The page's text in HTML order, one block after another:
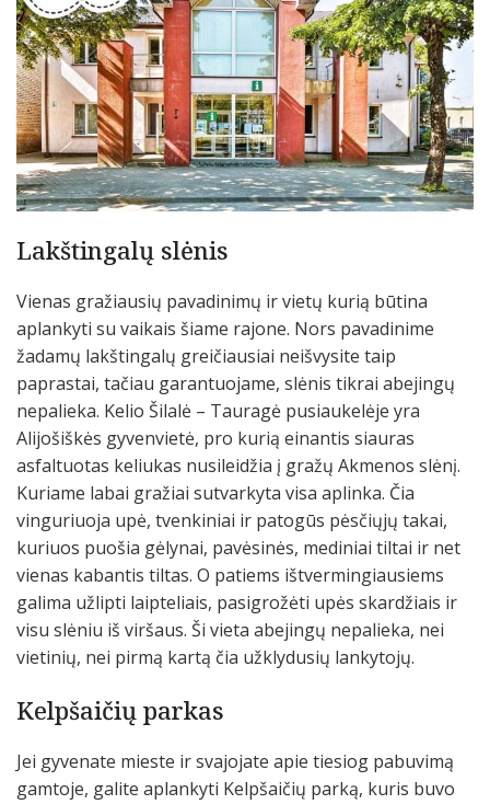
Lakštingalų slėnis
Vienas gražiausių pavadinimų ir vietų kurią būtina
aplankyti su vaikais šiame rajone. Nors pavadinime
žadamų lakštingalų greičiausiai neišvysite taip
paprastai, tačiau garantuojame, slėnis tikrai abejingų
nepalieka. Kelio Šilalė – Tauragė pusiaukelėje yra
Alijošiškės gyvenvietė, pro kurią einantis siauras
asfaltuotas keliukas nusileidžia į gražų Akmenos slėnį.
Kuriame labai gražiai sutvarkyta visa aplinka. Čia
vinguriuoja upė, tvenkiniai ir patogūs pėsčiųjų takai,
kuriuos puošia gėlynai, pavėsinės, mediniai tiltai ir net
vienas kabantis tiltas. O patiems ištvermingiausiems
galima užlipti laipteliais, pasigrožėti upės skardžiais ir
visu slėniu iš viršaus. Ši vieta abejingų nepalieka, nei
vietinių, nei pirmą kartą čia užklydusių lankytojų.
Kelpšaičių parkas
Jei gyvenate mieste ir svajojate apie tiesiog pabuvimą
gamtoje, galite aplankyti Kelpšaičių parką, kuris buvo